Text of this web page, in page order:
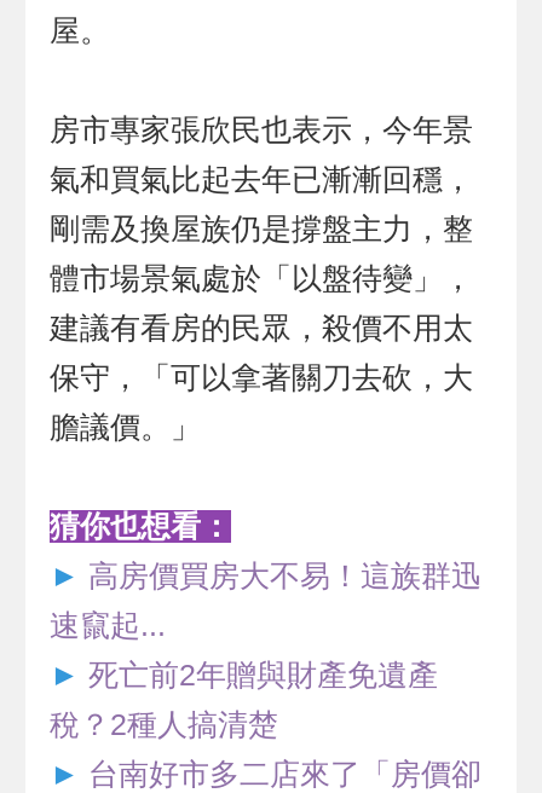
屋。
房市專家張欣民也表示，今年景
氣和買氣比起去年已漸漸回穩，
剛需及換屋族仍是撐盤主力，整
體市場景氣處於「以盤待變」，
建議有看房的民眾，殺價不用太
保守，「可以拿著關刀去砍，大
膽議價。」
猜你也想看：
► 高房價買房大不易！這族群迅
速竄起...
► 死亡前2年贈與財產免遺產
稅？2種人搞清楚
► 台南好市多二店來了「房價卻